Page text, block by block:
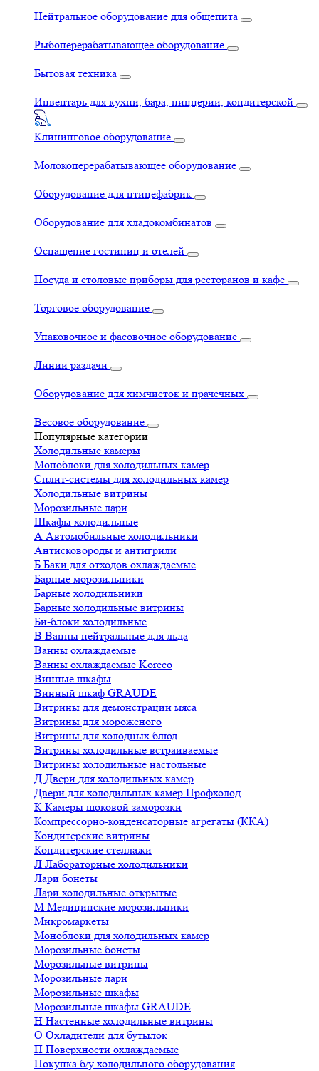
Нейтральное оборудование для общепита
Рыбоперерабатывающее оборудование
Бытовая техника
Инвентарь для кухни, бара, пиццерии, кондитерской
Клининговое оборудование
Молокоперерабатывающее оборудование
Оборудование для птицефабрик
Оборудование для хладокомбинатов
Оснащение гостиниц и отелей
Посуда и столовые приборы для ресторанов и кафе
Торговое оборудование
Упаковочное и фасовочное оборудование
Линии раздачи
Оборудование для химчисток и прачечных
Весовое оборудование
Популярные категории
Холодильные камеры
Моноблоки для холодильных камер
Сплит-системы для холодильных камер
Холодильные витрины
Морозильные лари
Шкафы холодильные
А Автомобильные холодильники
Антисковороды и антигрили
Б Баки для отходов охлаждаемые
Барные морозильники
Барные холодильники
Барные холодильные витрины
Би-блоки холодильные
В Ванны нейтральные для льда
Ванны охлаждаемые
Ванны охлаждаемые Koreco
Винные шкафы
Винный шкаф GRAUDE
Витрины для демонстрации мяса
Витрины для мороженого
Витрины для холодных блюд
Витрины холодильные встраиваемые
Витрины холодильные настольные
Д Двери для холодильных камер
Двери для холодильных камер Профхолод
К Камеры шоковой заморозки
Компрессорно-конденсаторные агрегаты (ККА)
Кондитерские витрины
Кондитерские стеллажи
Л Лабораторные холодильники
Лари бонеты
Лари холодильные открытые
М Медицинские морозильники
Микромаркеты
Моноблоки для холодильных камер
Морозильные бонеты
Морозильные витрины
Морозильные лари
Морозильные шкафы
Морозильные шкафы GRAUDE
Н Настенные холодильные витрины
О Охладители для бутылок
П Поверхности охлаждаемые
Покупка б/у холодильного оборудования